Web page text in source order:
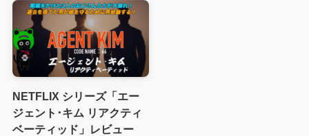
NETFLIX シリーズ「エー
ジェント･キム リアクティ
ベーティッド」レビュー